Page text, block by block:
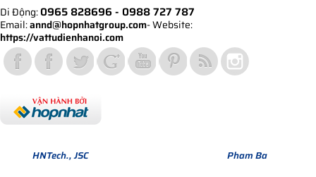
Di Động:0965 828696 - 0988 727 787
Email:annd@hopnhatgroup.com- Website:
https://vattudienhanoi.com
HNTech., JSC Pham Ba